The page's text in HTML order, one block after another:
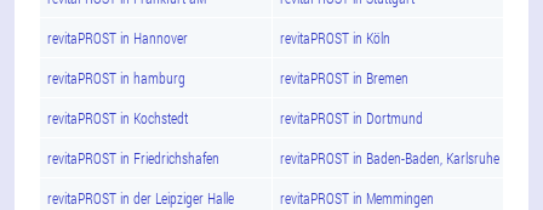
revitaPROST in Hannover revitaPROST in Köln
revitaPROST in hamburg revitaPROST in Bremen
revitaPROST in Kochstedt revitaPROST in Dortmund
revitaPROST in Friedrichshafen revitaPROST in Baden-Baden, Karlsruhe
revitaPROST in der Leipziger Halle revitaPROST in Memmingen